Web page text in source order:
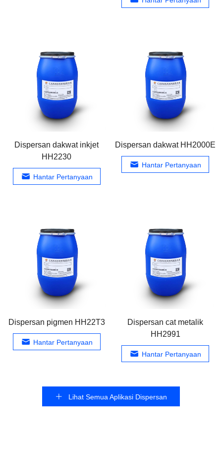
Dispersan dakwat inkjet
HH2230
Hantar Pertanyaan
Dispersan dakwat HH2000E
Hantar Pertanyaan
Dispersan pigmen HH22T3
Hantar Pertanyaan
Dispersan cat metalik
HH2991
Hantar Pertanyaan
Lihat Semua Aplikasi Dispersan